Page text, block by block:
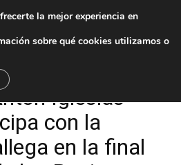
Iglesias
con la
en la final
la mejor experiencia en
sobre qué cookies utilizamos o